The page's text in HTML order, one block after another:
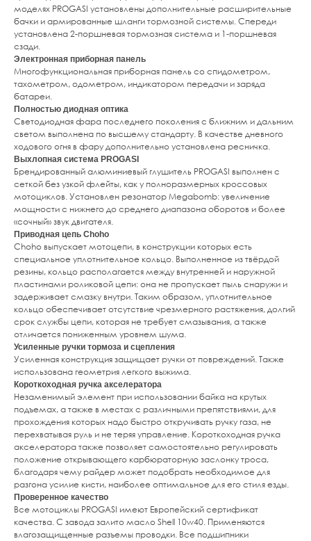
моделях PROGASI установлены дополнительные расширительные
бачки и армированные шланги тормозной системы. Спереди
установлена 2-поршневая тормозная система и 1-поршневая
сзади.
Электронная приборная панель
Многофункциональная приборная панель со спидометром,
тахометром, одометром, индикатором передачи и заряда
батареи.
Полностью диодная оптика
Светодиодная фара последнего поколения с ближним и дальним
светом выполнена по высшему стандарту. В качестве дневного
ходового огня в фару дополнительно установлена ресничка.
Выхлопная система PROGASI
Брендированный алюминиевый глушитель PROGASI выполнен с
сеткой без узкой флейты, как у полноразмерных кроссовых
мотоциклов. Установлен резонатор Megabomb: увеличение
мощности c нижнего до среднего диапазона оборотов и более
«сочный» звук двигателя.
Приводная цепь Choho
Choho выпускает мотоцепи, в конструкции которых есть
специальное уплотнительное кольцо. Выполненное из твёрдой
резины, кольцо располагается между внутренней и наружной
пластинами роликовой цепи: она не пропускает пыль снаружи и
задерживает смазку внутри. Таким образом, уплотнительное
кольцо обеспечивает отсутствие чрезмерного растяжения, долгий
срок службы цепи, которая не требует смазывания, а также
отличается пониженным уровнем шума.
Усиленные ручки тормоза и сцепления
Усиленная конструкция защищает ручки от повреждений. Также
использована геометрия легкого выжима.
Короткоходная ручка акселератора
Незаменимый элемент при использовании байка на крутых
подъемах, а также в местах с различными препятствиями, для
прохождения которых надо быстро откручивать ручку газа, не
перехватывая руль и не теряя управление. Короткоходная ручка
акселератора также позволяет самостоятельно регулировать
положение открывающего карбюраторную заслонку троса,
благодаря чему райдер может подобрать необходимое для
разгона усилие кисти, наиболее оптимальное для его стиля езды.
Проверенное качество
Все мотоциклы PROGASI имеют Европейский сертификат
качества. С завода залито масло Shell 10w40. Применяются
влагозащищенные разъемы проводки. Все подшипники